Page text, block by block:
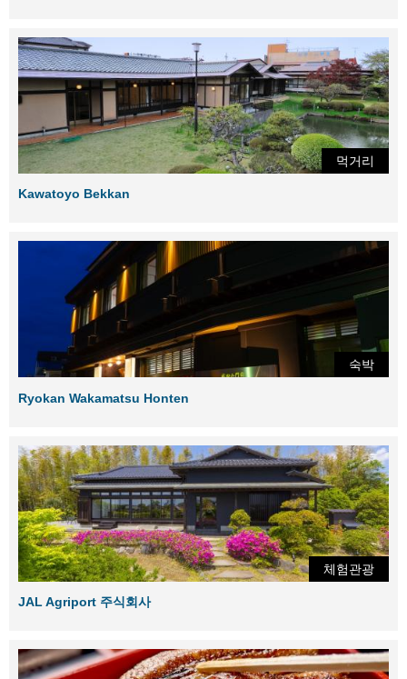
먹거리
Kawatoyo Bekkan
숙박
Ryokan Wakamatsu Honten
체험관광
JAL Agriport 주식회사